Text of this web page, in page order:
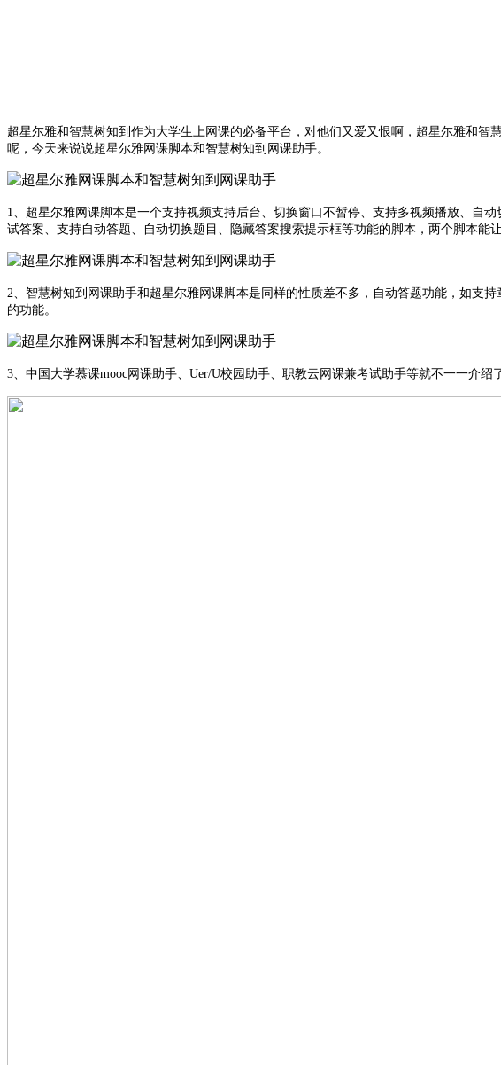
超星尔雅和智慧树知到作为大学生上网课的必备平台，对他们又爱又恨啊，超星尔雅和
呢，今天来说说超星尔雅网课脚本和智慧树知到网课助手。
1、超星尔雅网课脚本是一个支持视频支持后台、切换窗口不暂停、支持多视频播放、自
试答案、支持自动答题、自动切换题目、隐藏答案搜索提示框等功能的脚本，两个脚本能
2、智慧树知到网课助手和超星尔雅网课脚本是同样的性质差不多，自动答题功能，如支
的功能。
3、中国大学慕课mooc网课助手、Uer/U校园助手、职教云网课兼考试助手等就不一一介